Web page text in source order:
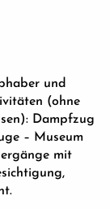
und
(ohne
Dampfzug
– Museum
mit